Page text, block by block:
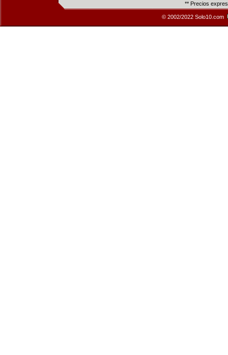
** Precios
© 2002/2022 Solo10.com